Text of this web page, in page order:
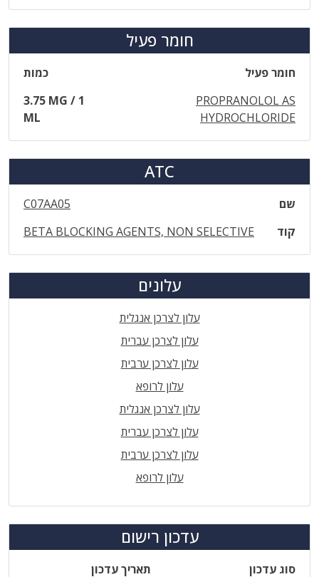
חומר פעיל
חומר פעיל
כמות
PROPRANOLOL AS
HYDROCHLORIDE
3.75 MG / 1
ML
ATC
שם
C07AA05
קוד
BETA BLOCKING AGENTS, NON SELECTIVE
עלונים
עלון לצרכן אנגלית
עלון לצרכן עברית
עלון לצרכן ערבית
עלון לרופא
עלון לצרכן אנגלית
עלון לצרכן עברית
עלון לצרכן ערבית
עלון לרופא
עדכון רישום
סוג עדכון
תאריך עדכון